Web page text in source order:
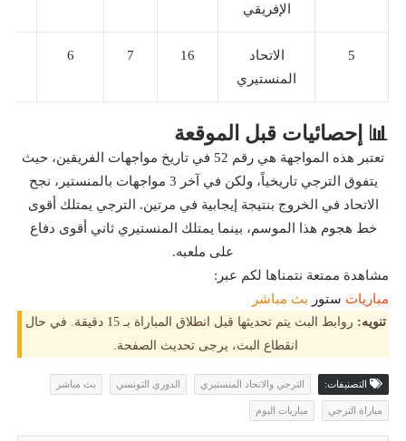
الإفريقي
5
الاتحاد
المنستيري
16
7
6
📊 إحصائيات قبل الموقعة
تعتبر هذه المواجهة هي رقم 52 في تاريخ مواجهات الفريقين، حيث
يتفوق الترجي تاريخياً، ولكن في آخر 3 مواجهات بالمنستير، نجح
الاتحاد في الخروج بنتيجة إيجابية في مرتين. الترجي يمتلك أقوى
خط هجوم هذا الموسم، بينما يمتلك المنستيري ثاني أقوى دفاع
على ملعبه.
مشاهدة ممتعة نتمناها لكم عبر:
مباريات ستور بث مباشر
تنويه:
روابط البث يتم تحديثها قبل انطلاق المباراة بـ 15 دقيقة. في حال
انقطاع البث، يرجى تحديث الصفحة.
التصنيفات: الترجي والاتحاد المنستيري الدوري التونسي بث مباشر
مباراة الترجي مباريات اليوم